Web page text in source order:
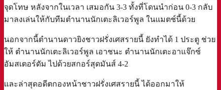
จุดโทษ หลังจากในเวลา เสมอกัน 3-3 ทั้งที่โดนนำก่อน 0-3 กลับ
มาลงเล่นให้กับทีมตำนานนักเตะลิเวอร์พูล ในแมตช์นี้ด้วย
นอกจากนี้ตำนานดาวยิงชาวฝรั่งเศสรายนี้ ยังทำได้ 1 ประตู ช่วย
ให้ ตำนานนักเตะลิเวอร์พูล เอาชนะ ตำนานนักเตะอาแจ๊กซ์
อัมสเตอร์ดัม ไปด้วยสกอร์สุดมันส์ 4-2
และล่าสุดอดีตกองหน้าชาวฝรั่งเศสรายนี้ ได้ออกมาให้